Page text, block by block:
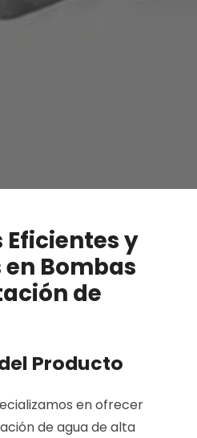
Eficientes y
Bombas
de
Producto
en ofrecer
de agua de alta